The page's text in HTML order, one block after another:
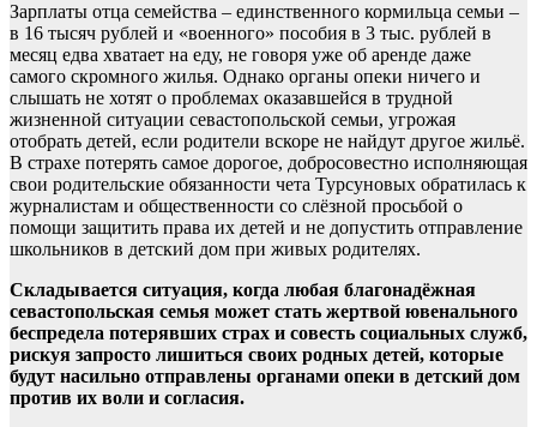
Зарплаты отца семейства – единственного кормильца семьи –
в 16 тысяч рублей и «военного» пособия в 3 тыс. рублей в
месяц едва хватает на еду, не говоря уже об аренде даже
самого скромного жилья. Однако органы опеки ничего и
слышать не хотят о проблемах оказавшейся в трудной
жизненной ситуации севастопольской семьи, угрожая
отобрать детей, если родители вскоре не найдут другое жильё.
В страхе потерять самое дорогое, добросовестно исполняющая
свои родительские обязанности чета Турсуновых обратилась к
журналистам и общественности со слёзной просьбой о
помощи защитить права их детей и не допустить отправление
школьников в детский дом при живых родителях.
Складывается ситуация, когда любая благонадёжная
севастопольская семья может стать жертвой ювенального
беспредела потерявших страх и совесть социальных служб,
рискуя запросто лишиться своих родных детей, которые
будут насильно отправлены органами опеки в детский дом
против их воли и согласия.